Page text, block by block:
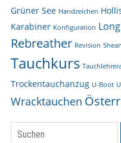
Grüner See Handzeichen
Karabiner Konfiguration
Rebreather Revision
Tauchkurs
Trockentauchanzug U-Boot
Wracktauchen
Suchen